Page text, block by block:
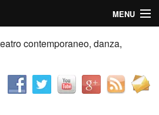
MENU
contemporaneo, danza,